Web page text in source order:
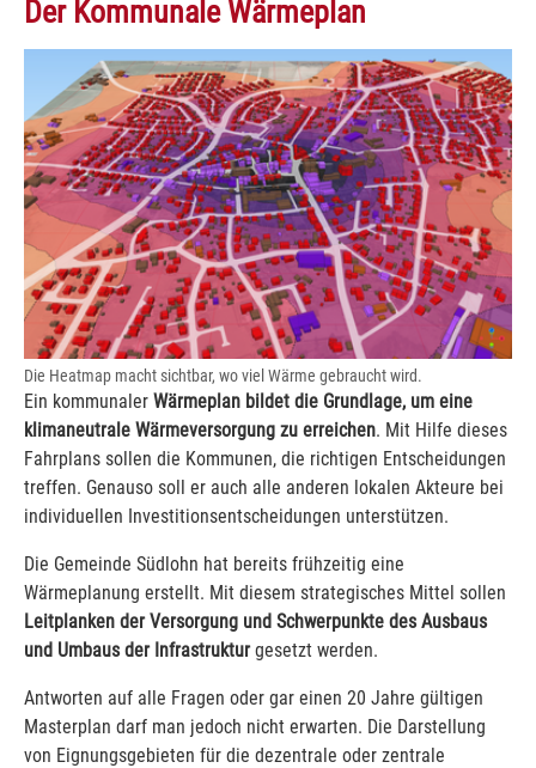
Der Kommunale Wärmeplan
Die Heatmap macht sichtbar, wo viel Wärme gebraucht wird.
Ein kommunaler Wärmeplan bildet die Grundlage, um eine
klimaneutrale Wärmeversorgung zu erreichen. Mit Hilfe dieses
Fahrplans sollen die Kommunen, die richtigen Entscheidungen
treffen. Genauso soll er auch alle anderen lokalen Akteure bei
individuellen Investitionsentscheidungen unterstützen.
Die Gemeinde Südlohn hat bereits frühzeitig eine
Wärmeplanung erstellt. Mit diesem strategisches Mittel sollen
Leitplanken der Versorgung und Schwerpunkte des Ausbaus
und Umbaus der Infrastrukturgesetzt werden.
Antworten auf alle Fragen oder gar einen 20 Jahre gültigen
Masterplan darf man jedoch nicht erwarten. Die Darstellung
von Eignungsgebieten für die dezentrale oder zentrale